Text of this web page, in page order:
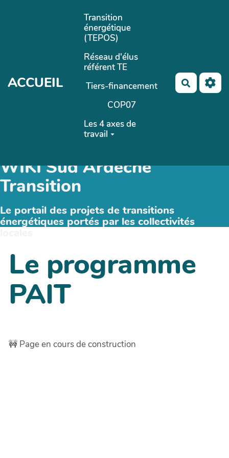
Aller au contenu principal
ACCUEIL
Transition
énergétique
(TEPOS)
Réseau d'élus
référent TE
Tiers-financement
COP07
Les 4 axes de
travail
WIKI Sud Ardèche
Transition
Le portail des projets de transitions
énergétiques portés par les collectivités
Le programme
PAIT
🚧 Page en cours de construction